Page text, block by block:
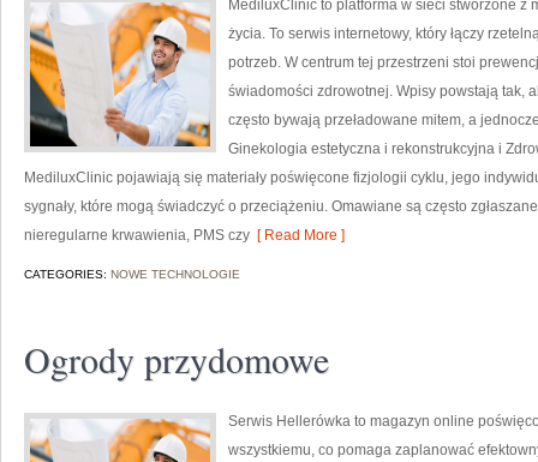
MediluxClinic to platforma w sieci stworzone z
życia. To serwis internetowy, który łączy
potrzeb. W centrum tej przestrzeni stoi
świadomości zdrowotnej. Wpisy powstają tak,
często bywają przeładowane mitem, a
Ginekologia estetyczna i rekonstrukcyjna i
MediluxClinic pojawiają się materiały poświęcone fizjologii cyklu, jego
sygnały, które mogą świadczyć o przeciążeniu. Omawiane są często
nieregularne krwawienia, PMS czy [ Read More ]
CATEGORIES: NOWE TECHNOLOGIE
Ogrody przydomowe
Serwis Hellerówka to magazyn online
wszystkiemu, co pomaga zaplanować